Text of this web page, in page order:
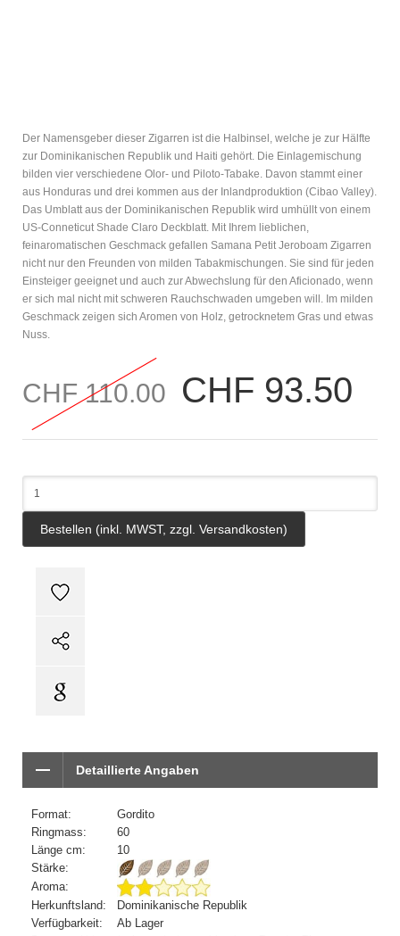
Der Namensgeber dieser Zigarren ist die Halbinsel, welche je zur Hälfte
zur Dominikanischen Republik und Haiti gehört. Die Einlagemischung
bilden vier verschiedene Olor- und Piloto-Tabake. Davon stammt einer
aus Honduras und drei kommen aus der Inlandproduktion (Cibao Valley).
Das Umblatt aus der Dominikanischen Republik wird umhüllt von einem
US-Conneticut Shade Claro Deckblatt. Mit Ihrem lieblichen,
feinaromatischen Geschmack gefallen Samana Petit Jeroboam Zigarren
nicht nur den Freunden von milden Tabakmischungen. Sie sind für jeden
Einsteiger geeignet und auch zur Abwechslung für den Aficionado, wenn
er sich mal nicht mit schweren Rauchschwaden umgeben will. Im milden
Geschmack zeigen sich Aromen von Holz, getrocknetem Gras und etwas
Nuss.
CHF 110.00 CHF 93.50
Detaillierte Angaben
Format:
Gordito
Ringmass:
60
Länge cm:
10
Stärke:
Aroma:
Herkunftsland:
Dominikanische Republik
Verfügbarkeit:
Ab Lager